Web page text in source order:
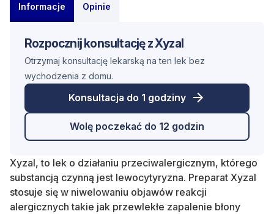
Informacje Opinie
Rozpocznij konsultację z Xyzal
Otrzymaj konsultację lekarską na ten lek bez
wychodzenia z domu.
Konsultacja do 1 godziny
Wolę poczekać do 12 godzin
Xyzal, to lek o działaniu przeciwalergicznym, którego
substancją czynną jest lewocytyryzna. Preparat Xyzal
stosuje się w niwelowaniu objawów reakcji
alergicznych takie jak przewlekłe zapalenie błony